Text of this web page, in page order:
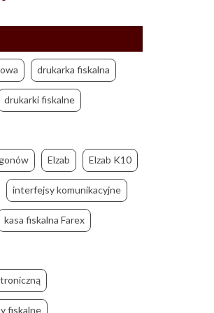
drukarka fiskalna
drukarki fiskalne
Elzab Elzab K10
interfejsy komunikacyjne
kasa fiskalna Farex
fiskalne